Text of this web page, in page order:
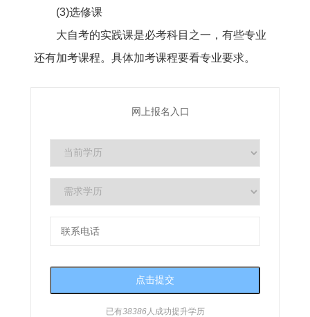
(3)选修课
大自考的实践课是必考科目之一，有些专业
还有加考课程。具体加考课程要看专业要求。
网上报名入口
已有38386人成功提升学历